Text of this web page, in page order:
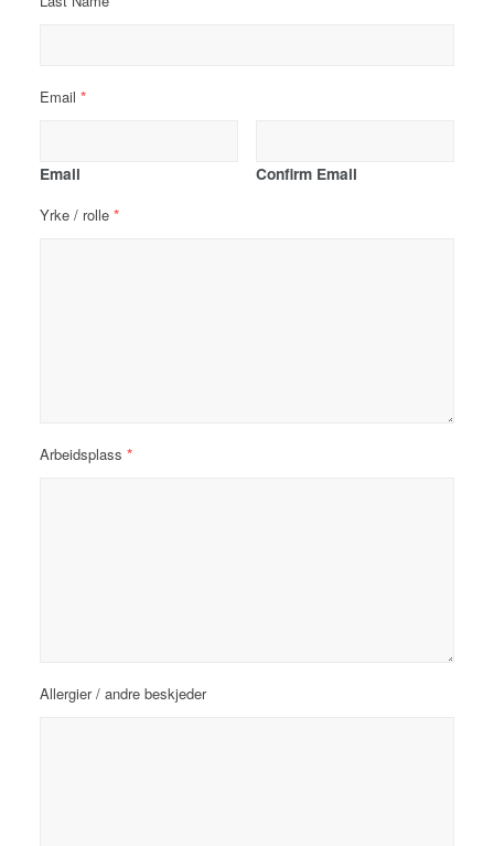
Email *
Email Confirm Email
Yrke / rolle *
Arbeidsplass *
Allergier / andre beskjeder